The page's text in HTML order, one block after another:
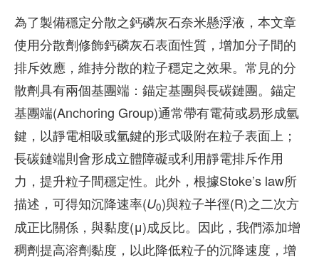
為了製備穩定分散之鈣磷灰石奈米懸浮液，本文章
使用分散劑修飾鈣磷灰石表面性質，增加分子間的
排斥效應，維持分散的粒子穩定之效果。常見的分
散劑具有兩個基團端：錨定基團與長碳鏈團。錨定
基團端(Anchoring Group)通常帶有電荷或易形成氫
鍵，以靜電相吸或氫鍵的形式吸附在粒子表面上；
長碳鏈端則會形成立體障礙或利用靜電排斥作用
力，提升粒子間穩定性。此外，根據Stoke’s law所
描述，可得知沉降速率(U0)與粒子半徑(R)之二次方
成正比關係，與黏度(μ)成反比。因此，我們添加增
稠劑提高溶劑黏度，以此降低粒子的沉降速度，增